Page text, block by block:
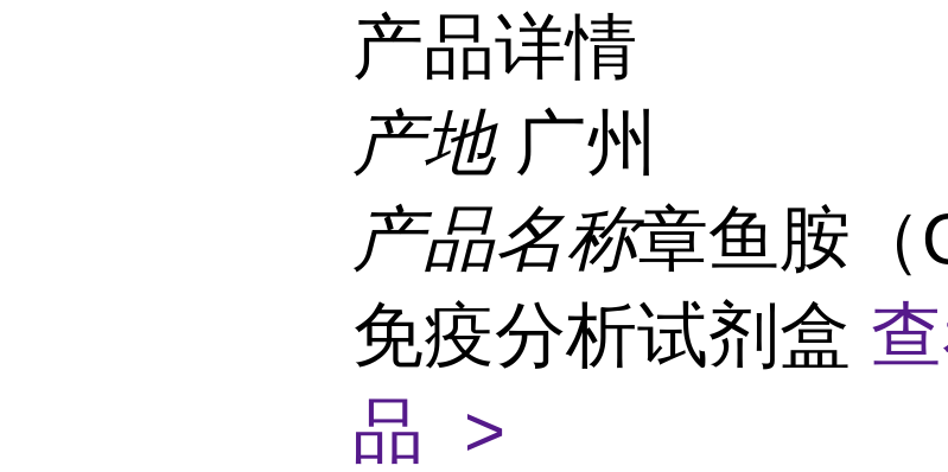
产品详情
产地 广州
产品名称章鱼胺（
免疫分析试剂盒
品 >